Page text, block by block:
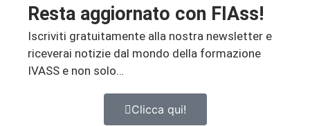
Resta aggiornato con FIAss!
Iscriviti gratuitamente alla nostra newsletter e
riceverai notizie dal mondo della formazione
IVASS e non solo…
Clicca qui!